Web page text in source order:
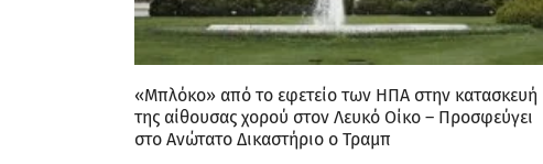
«Μπλόκο» από το εφετείο των ΗΠΑ στην κατασκευή
της αίθουσας χορού στον Λευκό Οίκο – Προσφεύγει
στο Ανώτατο Δικαστήριο ο Τραμπ